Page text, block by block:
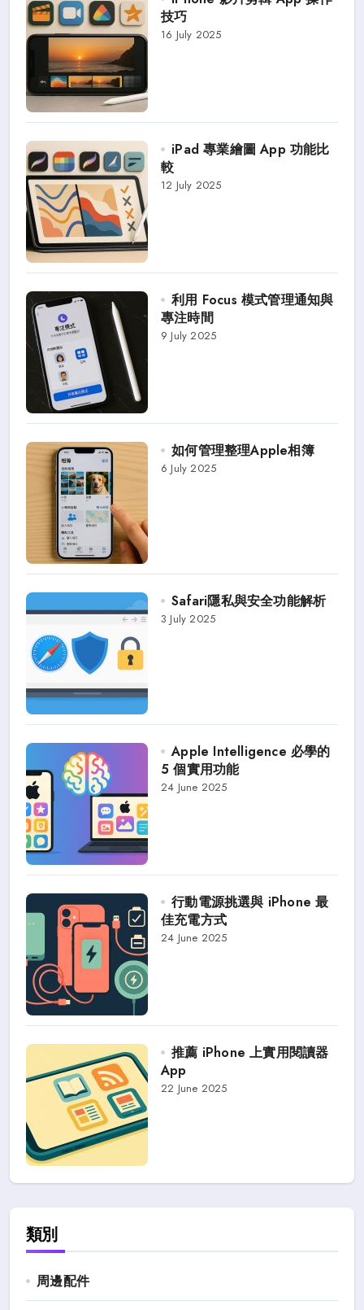
技巧
16 July 2025
iPad 專業繪圖 App 功能比
較
12 July 2025
利用 Focus 模式管理通知與
專注時間
9 July 2025
如何管理整理Apple相簿
6 July 2025
Safari隱私與安全功能解析
3 July 2025
Apple Intelligence 必學的
5 個實用功能
24 June 2025
行動電源挑選與 iPhone 最
佳充電方式
24 June 2025
推薦 iPhone 上實用閱讀器
App
22 June 2025
類別
周邊配件